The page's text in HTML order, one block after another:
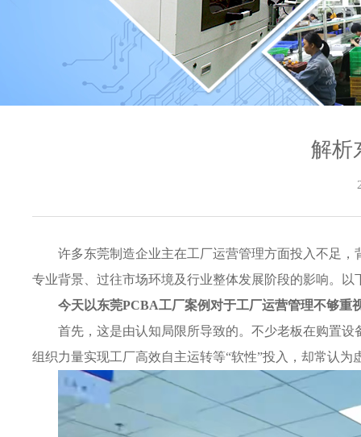
解析
许多东莞制造企业主在工厂运营管理方面投入不足
专业背景、过往市场环境及行业整体发展阶段的影响。
今天以东莞PCBA工厂案例对于工厂运营管理不够重
首先，这是由认知局限所导致的。不少老板在购置设
组织力量实现工厂高效自主运转等“软性”投入，却常认